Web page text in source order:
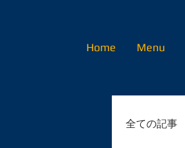
Home Menu
全ての記事